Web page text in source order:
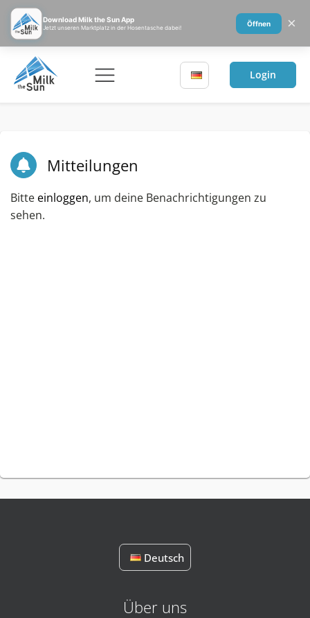
Login
Mitteilungen
Bitte einloggen, um deine Benachrichtigungen zu
sehen.
Deutsch
Über uns
Download Milk the Sun App
Jetzt unseren Marktplatz in der Hosentasche dabei!
Öffnen ×